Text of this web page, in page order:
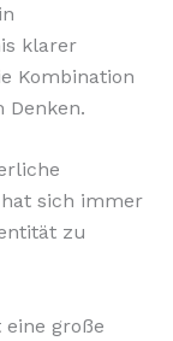
klarer
Kombination
sich immer
zu
große